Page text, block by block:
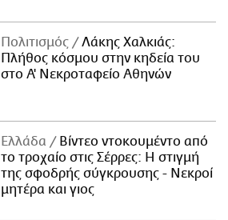
Πολιτισμός
Λάκης Χαλκιάς:
Πλήθος κόσμου στην κηδεία του
στο Α' Νεκροταφείο Αθηνών
Ελλάδα
Βίντεο ντοκουμέντο από
το τροχαίο στις Σέρρες: Η στιγμή
της σφοδρής σύγκρουσης - Νεκροί
μητέρα και γιος